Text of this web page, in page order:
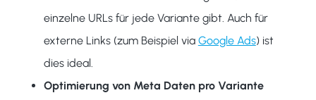
einzelne URLs für jede Variante gibt. Auch für
externe Links (zum Beispiel via Google Ads) ist
dies ideal.
Optimierung von Meta Daten pro Variante